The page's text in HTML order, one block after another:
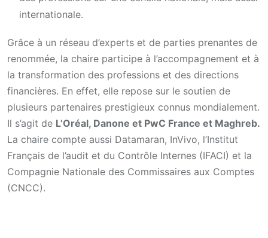
internationale.
Grâce à un réseau d’experts et de parties prenantes de
renommée, la chaire participe à l’accompagnement et à
la transformation des professions et des directions
financières. En effet, elle repose sur le soutien de
plusieurs partenaires prestigieux connus mondialement.
Il s’agit de L’Oréal, Danone et PwC France et Maghreb.
La chaire compte aussi Datamaran, InVivo, l’Institut
Français de l’audit et du Contrôle Internes (IFACI) et la
Compagnie Nationale des Commissaires aux Comptes
(CNCC).